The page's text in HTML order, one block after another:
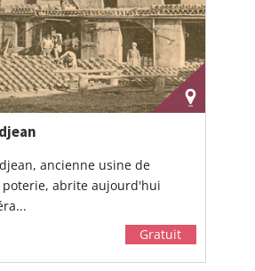
ancienne usine de
abrite aujourd'hui
Gratuit